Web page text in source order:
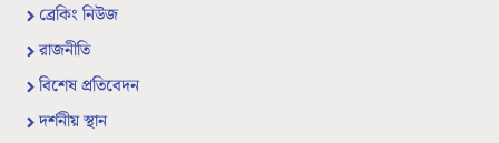
ব্রেকিং নিউজ
রাজনীতি
বিশেষ প্রতিবেদন
দর্শনীয় স্থান